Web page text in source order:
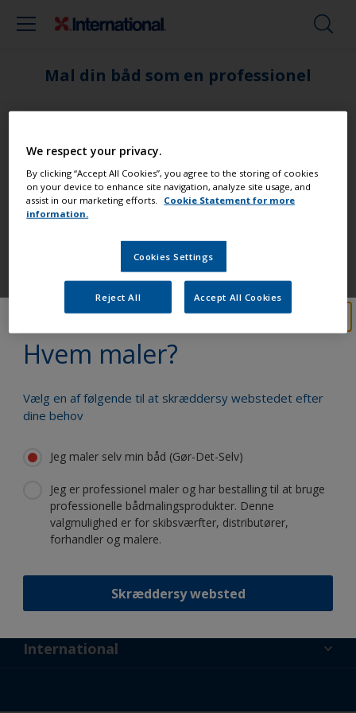
Hvem maler?
Vælg en af følgende til at skræddersy webstedet efter
dine behov
Jeg maler selv min båd (Gør-Det-Selv)
Jeg er professionel maler og har bestalling til at bruge
professionelle bådmalingsprodukter. Denne
valgmulighed er for skibsværfter, distributører,
forhandler og malere.
Skræddersy websted
Mal din båd som en professionel
din båd i fantastisk stand
male med selvsikkerhed
Drag fordel af vores fortsatte
innovation og videnskabelige
ekspertise
Støtte
Ressourcer
Nyheder
International
We respect your privacy.
By clicking “Accept All Cookies”, you agree to the storing of cookies
on your device to enhance site navigation, analyze site usage, and
assist in our marketing efforts. Cookie Statement for more
information.
Cookies Settings
Reject All Accept All Cookies